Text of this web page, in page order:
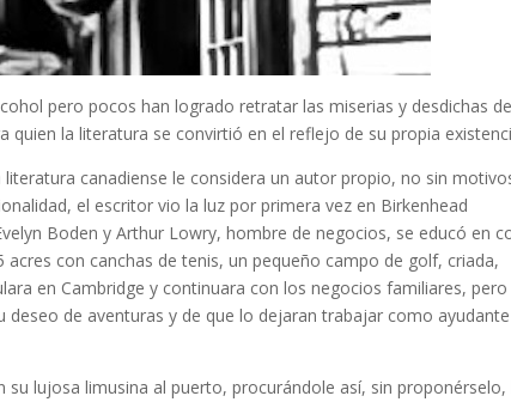
pero pocos han logrado retratar las miserias y desdichas
la literatura se convirtió en el reflejo de su propia
canadiense le considera un autor propio, no sin
el escritor vio la luz por primera vez en Birkenhead
Boden y Arthur Lowry, hombre de negocios, se educó en
con canchas de tenis, un pequeño campo de golf, criada,
en Cambridge y continuara con los negocios familiares, pero
de aventuras y de que lo dejaran trabajar como
su lujosa limusina al puerto, procurándole así, sin proponérselo,